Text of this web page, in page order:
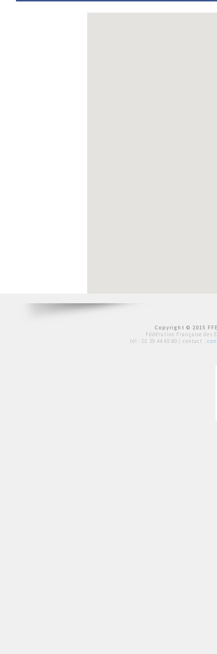
Copyright © 2015
Fédération Française des
tél : 01 39 44 65 80 | contact :